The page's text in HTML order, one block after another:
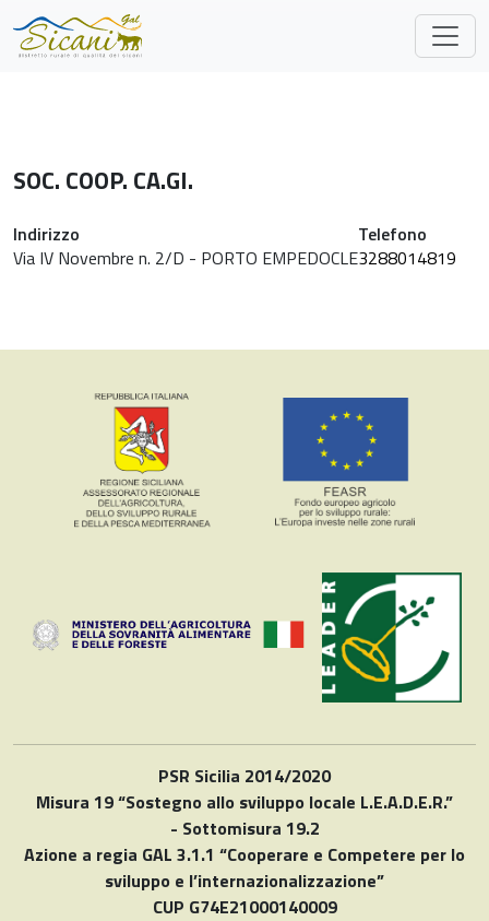
SOC. COOP. CA.GI.
Indirizzo
Via IV Novembre n. 2/D - PORTO EMPEDOCLE
Telefono
3288014819
PSR Sicilia 2014/2020
Misura 19 “Sostegno allo sviluppo locale L.E.A.D.E.R.”
- Sottomisura 19.2
Azione a regia GAL 3.1.1 “Cooperare e Competere per lo
sviluppo e l’internazionalizzazione”
CUP G74E21000140009